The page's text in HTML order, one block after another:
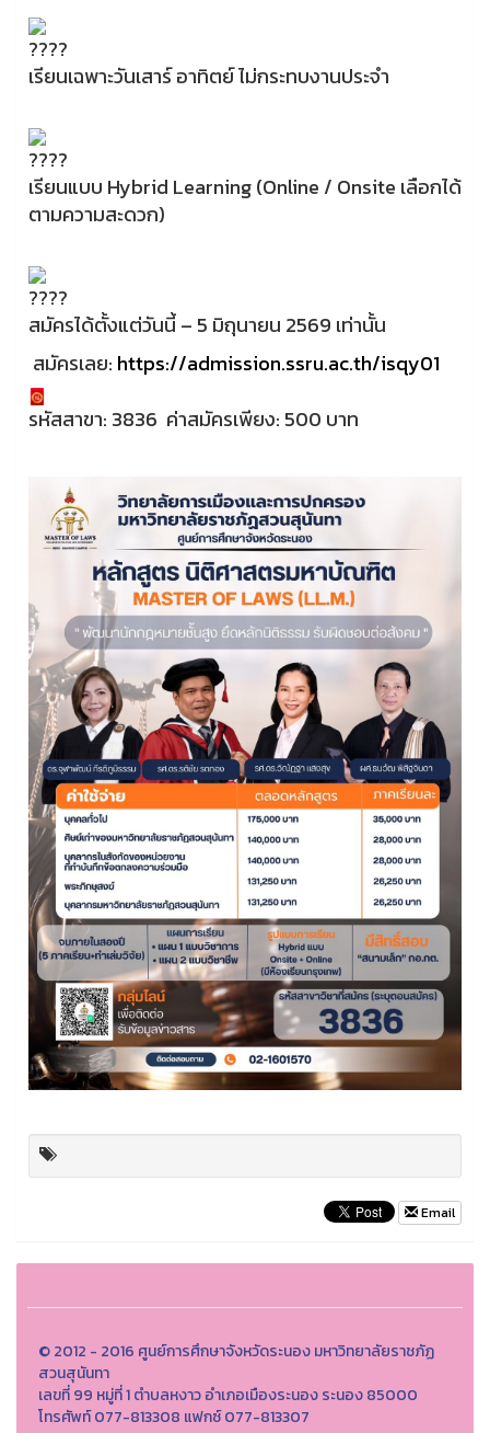
เรียนเฉพาะวันเสาร์ อาทิตย์ ไม่กระทบงานประจำ
เรียนแบบ Hybrid Learning (Online / Onsite เลือกได้
ตามความสะดวก)
สมัครได้ตั้งแต่วันนี้ – 5 มิถุนายน 2569 เท่านั้น
สมัครเลย: https://admission.ssru.ac.th/isqy01
รหัสสาขา: 3836 ค่าสมัครเพียง: 500 บาท
Email
© 2012 - 2016 ศูนย์การศึกษาจังหวัดระนอง มหาวิทยาลัยราชภัฏ
สวนสุนันทา
เลขที่ 99 หมู่ที่ 1 ตำบลหงาว อำเภอเมืองระนอง ระนอง 85000
โทรศัพท์ 077-813308 แฟกซ์ 077-813307